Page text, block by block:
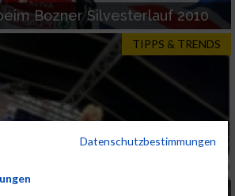
Bozner Silvesterlauf 2010
TIPPS & TRENDS
Datenschutzbestimmungen